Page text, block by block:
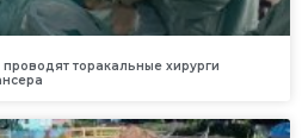
торакальные хирурги